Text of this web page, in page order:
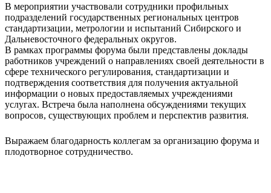
В мероприятии участвовали сотрудники профильных
подразделений государственных региональных центров
стандартизации, метрологии и испытаний Сибирского и
Дальневосточного федеральных округов.
В рамках программы форума были представлены доклады
работников учреждений о направлениях своей деятельности в
сфере технического регулирования, стандартизации и
подтверждения соответствия для получения актуальной
информации о новых предоставляемых учреждениями
услугах. Встреча была наполнена обсуждениями текущих
вопросов, существующих проблем и перспектив развития.
Выражаем благодарность коллегам за организацию форума и
плодотворное сотрудничество.